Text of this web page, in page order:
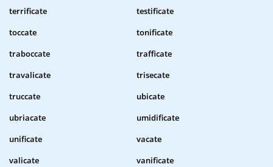
terrificate
testificate
toccate
tonificate
traboccate
trafficate
travalicate
trisecate
truccate
ubicate
ubriacate
umidificate
unificate
vacate
valicate
vanificate